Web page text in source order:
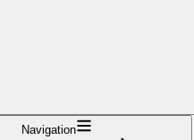
Navigation